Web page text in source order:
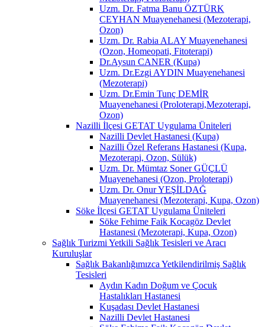
Uzm. Dr. Fatma Banu ÖZTÜRK
CEYHAN Muayenehanesi (Mezoterapi,
Ozon)
Uzm. Dr. Rabia ALAY Muayenehanesi
(Ozon, Homeopati, Fitoterapi)
Dr.Aysun CANER (Kupa)
Uzm. Dr.Ezgi AYDIN Muayenehanesi
(Mezoterapi)
Uzm. Dr.Emin Tunç DEMİR
Muayenehanesi (Proloterapi,Mezoterapi,
Ozon)
Nazilli İlçesi GETAT Uygulama Üniteleri
Nazilli Devlet Hastanesi (Kupa)
Nazilli Özel Referans Hastanesi (Kupa,
Mezoterapi, Ozon, Sülük)
Uzm. Dr. Mümtaz Soner GÜÇLÜ
Muayenehanesi (Ozon, Proloterapi)
Uzm. Dr. Onur YEŞİLDAĞ
Muayenehanesi (Mezoterapi, Kupa, Ozon)
Söke İlçesi GETAT Uygulama Üniteleri
Söke Fehime Faik Kocagöz Devlet
Hastanesi (Mezoterapi, Kupa, Ozon)
Sağlık Turizmi Yetkili Sağlık Tesisleri ve Aracı
Kuruluşlar
Sağlık Bakanlığımızca Yetkilendirilmiş Sağlık
Tesisleri
Aydın Kadın Doğum ve Çocuk
Hastalıkları Hastanesi
Kuşadası Devlet Hastanesi
Nazilli Devlet Hastanesi